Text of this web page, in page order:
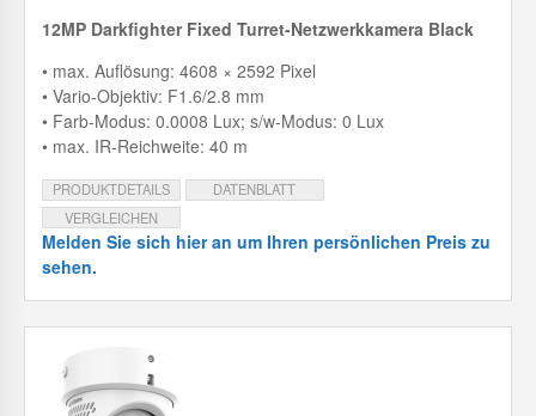
12MP Darkfighter Fixed Turret-Netzwerkkamera Black
• max. Auflösung: 4608 × 2592 Pixel
• Vario-Objektiv: F1.6/2.8 mm
• Farb-Modus: 0.0008 Lux; s/w-Modus: 0 Lux
• max. IR-Reichweite: 40 m
PRODUKTDETAILS
DATENBLATT
VERGLEICHEN
Melden Sie sich hier an um Ihren persönlichen Preis zu
sehen.